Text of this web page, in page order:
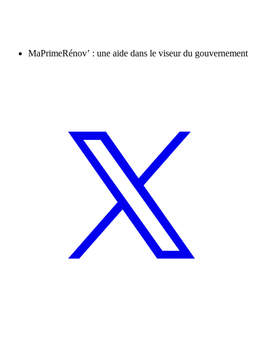
MaPrimeRénov’ : une aide dans le viseur du gouvernement